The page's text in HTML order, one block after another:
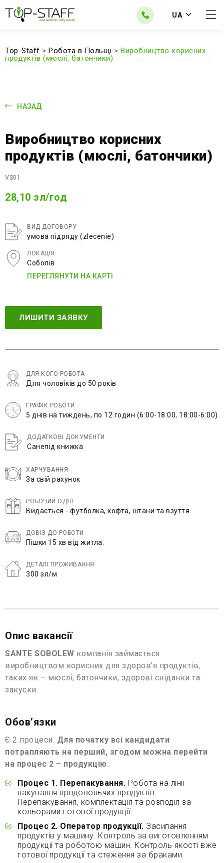
UA
Top-Staff > Робота в Польщі > Виробництво корисних
продуктів (мюслі, батончики)
НАЗАД
Виробництво корисних
продуктів (мюслі, батончики)
VS01
28,10 зл/год
ВИД ДОГОВОРУ
умова підряду (zlecenie)
ЛОКАЦІЯ:
Соболів
ПЕРЕГЛЯНУТИ НА КАРТІ
ЛИШИТИ ЗАЯВКУ
ДЛЯ КОГО РОБОТА
Для чоловіків до 50 років
ГРАФІК РОБОТИ
5 днів на тиждень, по 12 годин (6:00-18:00, 18:00-6:00)
ДОДАТКОВІ ДОКУМЕНТИ
Санепід книжка
ХАРЧУВАННЯ
За свій рахунок
РОБОЧИЙ ОДЯГ
Видається - футболка, кофта, штани та взуття.
ДОВІЗ ДО РОБОТИ
Пішки 15 хв від житла.
ДЕТАЛІ ПРОЖИВАННЯ
300 зл/м
Опис вакансії
SANTE SOBOLEW компанія займається
виробництвом корисних для здоров’я продуктів,
таких як – мюслі, батончики, здорові сніданки та
закуски.
Обовʼязки
Є 2 процеси. Для початку всі кандидати
потрапляють на перший, згодом можна перейти
на процес 2 – продукцію.
Процес 1. Перепакування. Робота на лінії
пакування продовольчих продуктів.
Перепакування, комплектація та розподіл за
кольорами готової продукції.
Процес 2. Оператор продукції. Засипання
продуктів у машину. Контроль за виготовленням
продукції та роботою машин. Контроль якості вже
готової продукції та стеження за браками.